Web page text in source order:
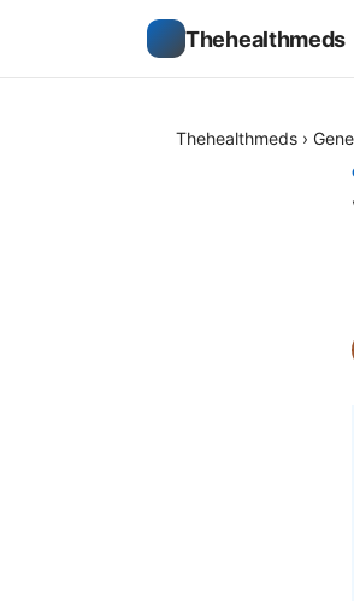
Thehealthmeds
Thehealthmeds ›